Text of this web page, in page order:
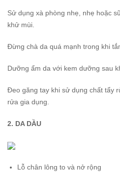
Sử dụng xà phòng nhẹ, nhẹ hoặc
khử mùi.
Đừng chà da quá mạnh trong khi
Dưỡng ẩm da với kem dưỡng sau
Đeo găng tay khi sử dụng chất tẩy
rửa gia dụng.
2. DA DẦU
Lỗ chân lông to và nở rộng